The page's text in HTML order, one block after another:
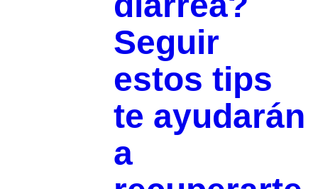
Seguir
estos tips
te ayudarán
a